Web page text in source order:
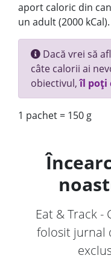
aport caloric din
un adult (2000 kCal).
Dacă vrei să
câte calorii ai
obiectivul,îl poți
1 pachet = 150 g
Eat & Track -
folosit jurnal